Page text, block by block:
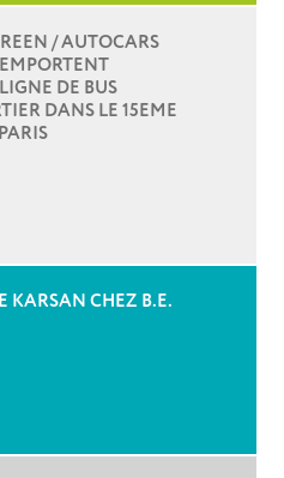
/ AUTOCARS
DE BUS
DANS LE 15EME
KARSAN CHEZ B.E.